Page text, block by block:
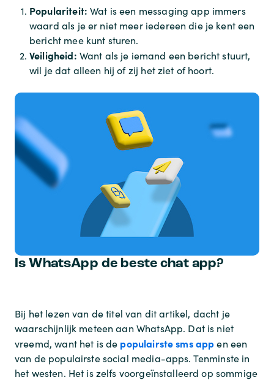
Populariteit:Wat is een messaging app immers
waard als je er niet meer iedereen die je kent een
bericht mee kunt sturen.
Veiligheid: Want als je iemand een bericht stuurt,
wil je dat alleen hij of zij het ziet of hoort.
Is WhatsApp de beste chat app?
Bij het lezen van de titel van dit artikel, dacht je
waarschijnlijk meteen aan WhatsApp. Dat is niet
vreemd, want het is de populairste sms appen een
van de populairste social media-apps. Tenminste in
het westen. Het is zelfs voorgeïnstalleerd op sommige